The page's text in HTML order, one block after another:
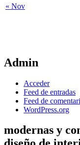
« Nov
Admin
Acceder
Feed de entradas
Feed de
WordPress.org
modernas y